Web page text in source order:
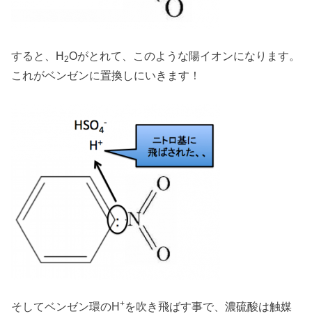
すると、H2Oがとれて、このような陽イオンになります。
これがベンゼンに置換しにいきます！
そしてベンゼン環のH+を吹き飛ばす事で、濃硫酸は触媒